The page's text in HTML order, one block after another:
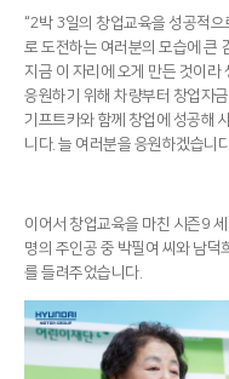
“2박 3일의 창업교육을 성공적
로 도전하는 여러분의 모습에 큰
지금 이 자리에 오게 만든 것이라
응원하기 위해 차량부터 창업자
기프트카와 함께 창업에 성공해
니다. 늘 여러분을 응원하겠습니
이어서 창업교육을 마친 시즌9
명의 주인공 중 박필여 씨와 남덕
를 들려주었습니다.